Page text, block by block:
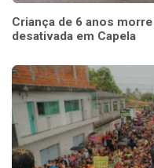
Criança de 6 anos
desativada em Capela